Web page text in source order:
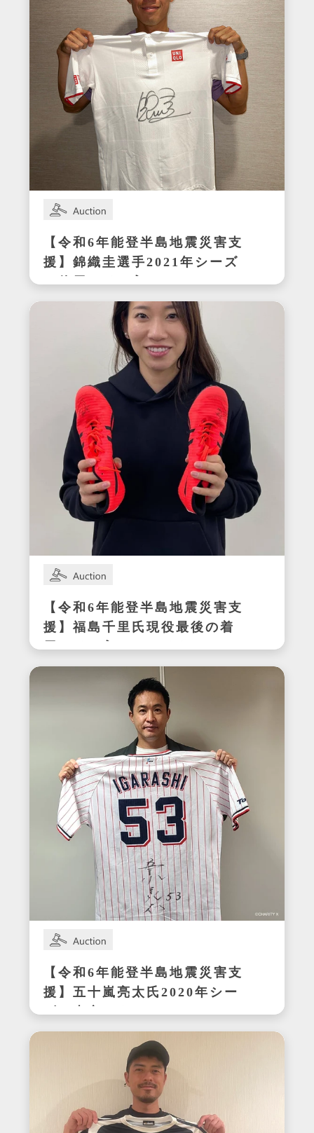
【令和6年能登半島地震災害支
援】錦織圭選手2021年シーズ
ン使用サイン入りウェア
【令和6年能登半島地震災害支
援】福島千里氏現役最後の着
用サイン入りスパイク
【令和6年能登半島地震災害支
援】五十嵐亮太氏2020年シー
ズン東京ヤクルトスワローズ
在籍時の着用サイン入りユニ